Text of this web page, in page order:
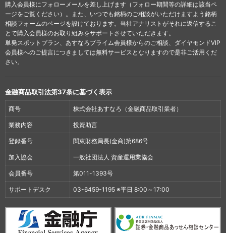
購入会員様にフォローメールを差し上げます（フォロー期間等の詳細は該当ペ
ージをご覧ください）。また、いつでも銘柄のご相談がいただけますよう銘柄
相談フォームのページを設けております。当社アナリストがそれに返信するこ
とで購入会員様のお取り組みをサポートさせていただきます。
単発スポットプラン、あすなろプライム会員様からのご相談、ダイヤモンドVIP
会員様へのご提言につきましては無料サービスとなりますので是非ご活用くだ
さい。
金融商品取引法第37条に基づく表示
商号 株式会社あすなろ（金融商品取引業者）
業務内容 投資助言
登録番号 関東財務局長(金商)第686号
加入協会 一般社団法人 資産運用業協会
会員番号 第011-1393号
サポートデスク 03-6459-1195 ※平日 8:00～17:00